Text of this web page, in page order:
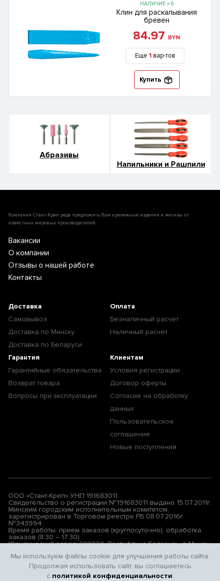
Мы используем файлы cookie для улучшения работы сайта.
Продолжая использовать сайт, вы соглашаетесь
с политикой конфиденциальности.
НАЛИЧИЕ = 6
Клин для раскалывания
бревен
84.97 BYN
Еще 1 вар-тов
Купить
Абразивы
Напильники и Рашпили
Компания Стант-Креп рада предложить Вам крепежные изделия и метизы от
известных мировых производителей.
Вакансии
О компании
Отзывы о нашей работе
Контакты
Доставка
Самовывоз
Доставка по Минску
Доставка по Беларуси
Оплата
Безналичный расчёт
Наличный расчет
Гарантия
Гарантийные обязательства
Возврат товара
Вопросы при эксплуатации
Клиентам
Условия регистрации
Договор оферты
Согласие на обработку
данных
Пользовательское
соглашение
Новые поступления
ООО «Стант-Креп» УНП 191683011
Свидетельство о регистрации №191683011 выдано 15.07.2011г.
Минским городским исполнительным комитетом,
зарегистрирован в Торговом реестре РБ 08.07.2016г.
№343994
Время работы: прием заказов (круглосуточно), обработка
заказов (8:30 – 17:30)
Юридический адрес: 220024, Республика Беларусь, г. Минск,
© 2026 All rights reserved. Privacy Policy | Terms & Conditions